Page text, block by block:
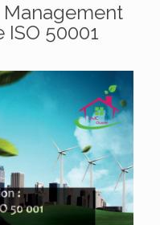
Management
ISO 50001